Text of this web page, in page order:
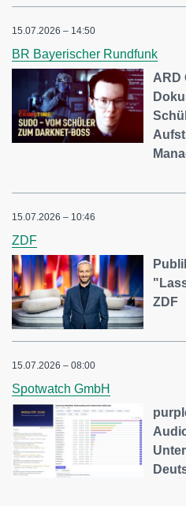
15.07.2026 – 14:50
BR Bayerischer Rundfunk
ARD
15.07.2026 – 10:46
ZDF
ZDF
15.07.2026 – 08:00
Spotwatch GmbH